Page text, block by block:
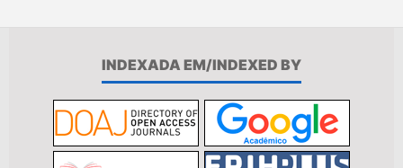
INDEXADA EM/INDEXED BY